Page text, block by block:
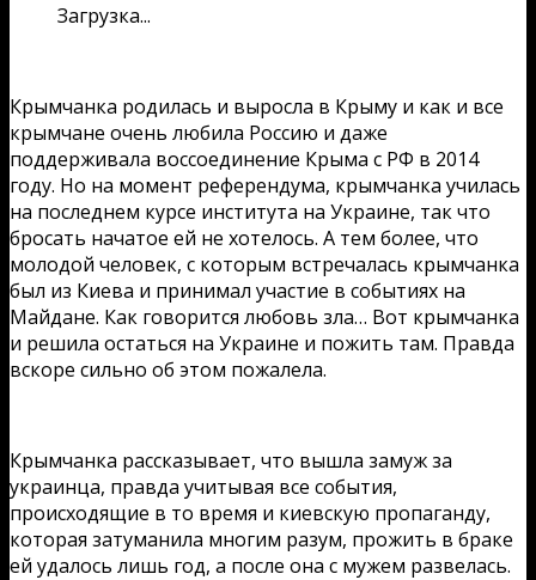
Загрузка...
Крымчанка родилась и выросла в Крыму и как и все
крымчане очень любила Россию и даже
поддерживала воссоединение Крыма с РФ в 2014
году. Но на момент референдума, крымчанка училась
на последнем курсе института на Украине, так что
бросать начатое ей не хотелось. А тем более, что
молодой человек, с которым встречалась крымчанка
был из Киева и принимал участие в событиях на
Майдане. Как говорится любовь зла… Вот крымчанка
и решила остаться на Украине и пожить там. Правда
вскоре сильно об этом пожалела.
Крымчанка рассказывает, что вышла замуж за
украинца, правда учитывая все события,
происходящие в то время и киевскую пропаганду,
которая затуманила многим разум, прожить в браке
ей удалось лишь год, а после она с мужем развелась.